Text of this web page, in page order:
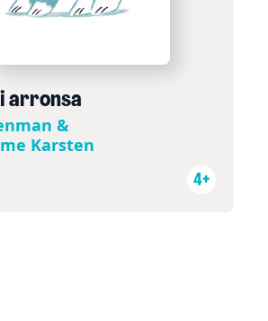
arronsa
&
Karsten
4+